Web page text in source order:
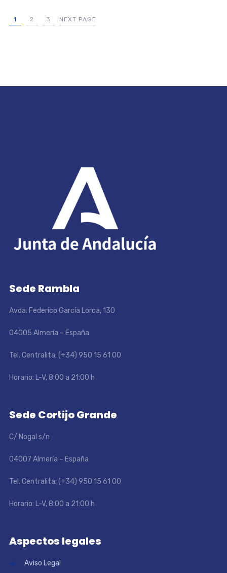
1 2 3 NEXT PAGE
Sede Rambla
Avda. Federíco García Lorca, 130
04005 Almería – España
Tel. Centralita: (+34) 950 15 61 00
Horario: L-V, 8:00 a 21:00 h
Sede Cortijo Grande
C/ Nogal s/n
04007 Almería – España
Tel. Centralita: (+34) 950 15 61 00
Horario: L-V, 8:00 a 21:00 h
Aspectos legales
Aviso Legal